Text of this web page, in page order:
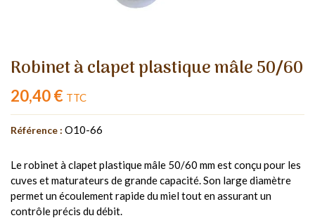
Robinet à clapet plastique mâle 50/60
20,40 € TTC
Référence : O10-66
Le robinet à clapet plastique mâle 50/60 mm est conçu pour les
cuves et maturateurs de grande capacité. Son large diamètre
permet un écoulement rapide du miel tout en assurant un
contrôle précis du débit.